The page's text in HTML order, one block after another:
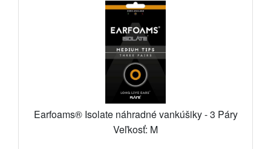
Earfoams® Isolate náhradné vankúšiky - 3 Páry
Veľkosť: M